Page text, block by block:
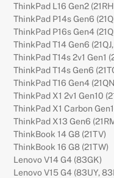
ThinkPad L16 Gen2
ThinkPad P14s Gen6
ThinkPad P16s Gen4
ThinkPad T14 Gen6
ThinkPad T14s 2v1 Gen1
ThinkPad T14s Gen6
ThinkPad T16 Gen4
ThinkPad X1 2v1 Gen10
ThinkPad X1 Carbon
ThinkPad X13 Gen6
ThinkBook 14 G8 (21TV)
ThinkBook 16 G8 (21TW)
Lenovo V14 G4 (83GK)
Lenovo V15 G4 (83UY,